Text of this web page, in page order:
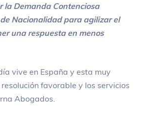
la Demanda Contenciosa
Nacionalidad para agilizar el
una respuesta en menos
vive en España y esta muy
favorable y los servicios
Abogados.